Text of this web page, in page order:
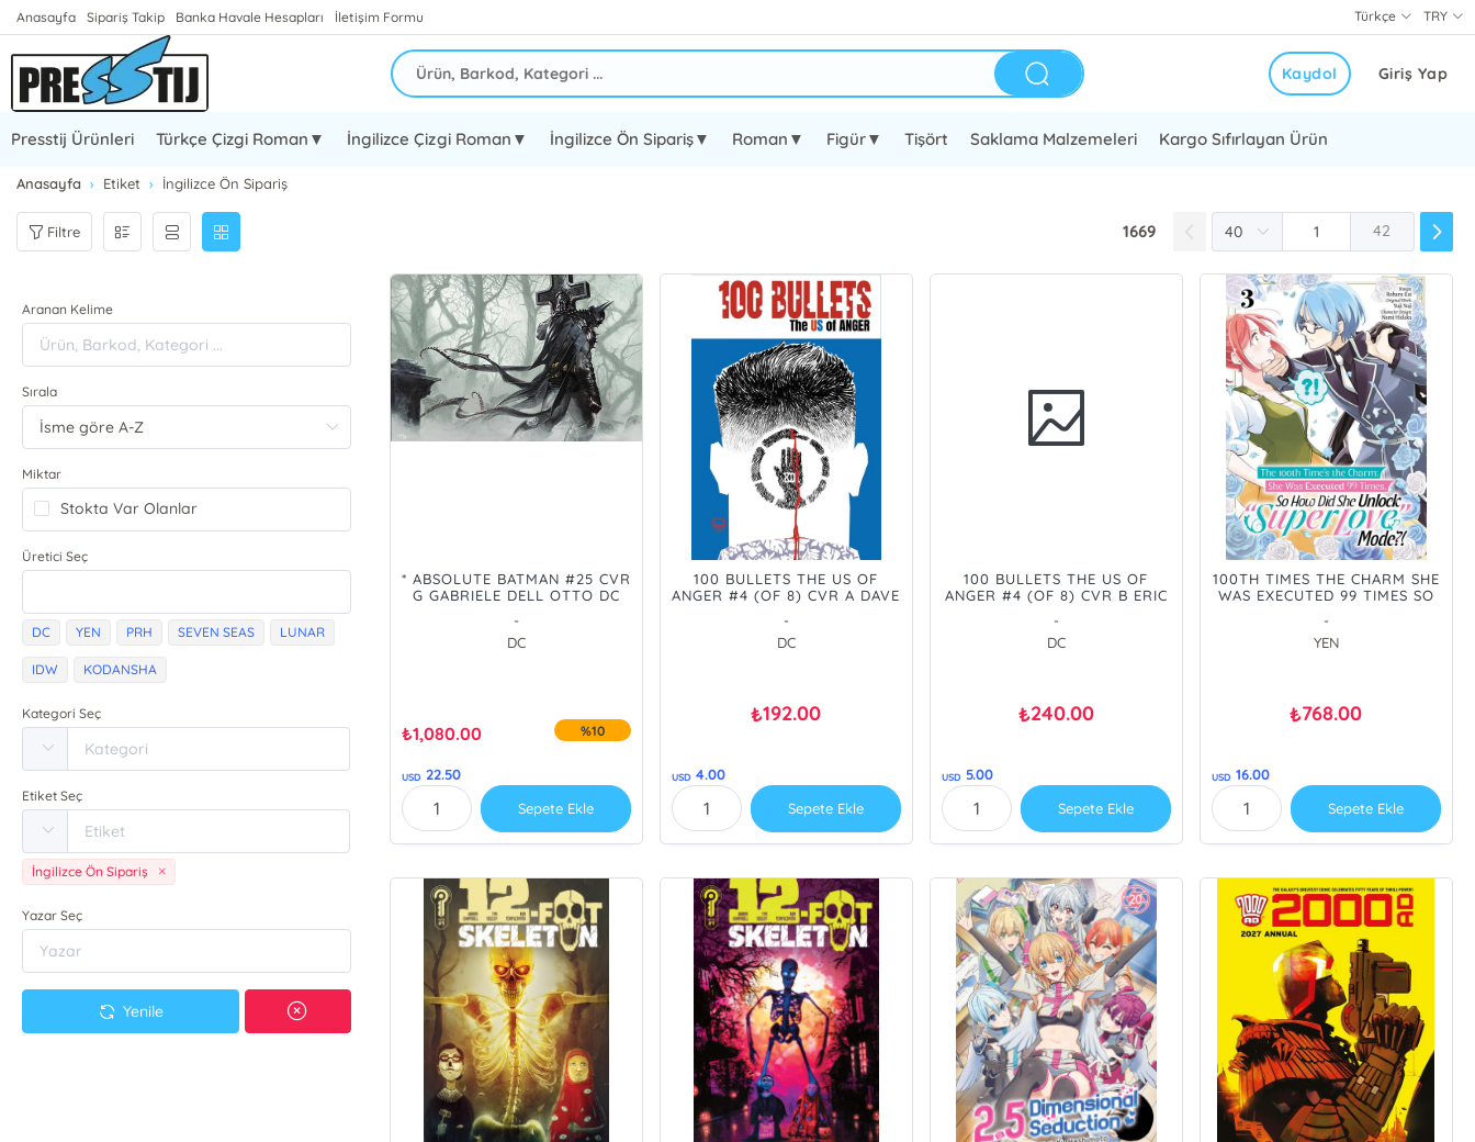
Anasayfa Sipariş Takip Banka Havale Hesapları İletişim Formu TRY
Türkçe
Giriş Yap
Kaydol
Presstij Ürünleri Türkçe Çizgi Roman▼ İngilizce Çizgi Roman▼ İngilizce Ön Sipariş▼ Roman▼ Figür▼ Tişört Saklama Malzemeleri Kargo Sıfırlayan Ürün
Anasayfa Etiket İngilizce Ön Sipariş
Filtre 1669 42
Aranan Kelime
Sırala
Miktar
Stokta Var Olanlar
Üretici Seç
DC YEN PRH SEVEN SEAS LUNAR
IDW KODANSHA
Kategori Seç
Etiket Seç
İngilizce Ön Sipariş
Yazar Seç
Yenile
* ABSOLUTE BATMAN #25 CVR
G GABRIELE DELL OTTO DC
FOIL VAR - PRE ORDER/ÖN
SİPARİŞ [AUG26]
-
DC
₺1,080.00 %10
USD 22.50
Sepete Ekle
100 BULLETS THE US OF
ANGER #4 (OF 8) CVR A DAVE
SİPARİŞ [AUG26]
-
DC
₺192.00
USD 4.00
Sepete Ekle
100 BULLETS THE US OF
ANGER #4 (OF 8) CVR B ERIC
PRE ORDER/ÖN SİPARİŞ
[AUG26]
-
DC
₺240.00
USD 5.00
Sepete Ekle
100TH TIMES THE CHARM SHE
WAS EXECUTED 99 TIMES SO
LOVE MODE TP VOL 03 - PRE
ORDER/ÖN SİPARİŞ [AUG26]
-
YEN
₺768.00
USD 16.00
Sepete Ekle